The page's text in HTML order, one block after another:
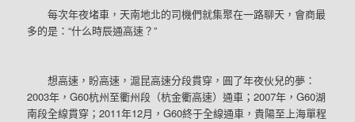
每次年夜堵車，天南地北的司機們就集聚在一路聊天，會商最
多的是：“什么時辰通高速？”
想高速，盼高速，滬昆高速分段貫穿，圓了年夜伙兒的夢：
2003年，G60杭州至衢州段（杭金衢高速）通車；2007年，G60湖
南段全線貫穿；2011年12月，G60終于全線通車，貴陽至上海單程